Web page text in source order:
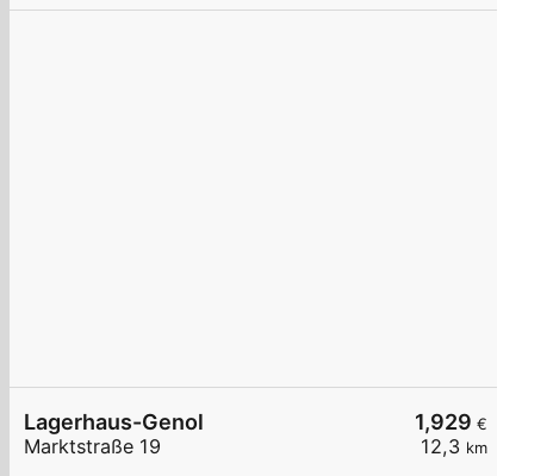
1,929 €
12,3 km
Lagerhaus-Genol
Marktstraße 19